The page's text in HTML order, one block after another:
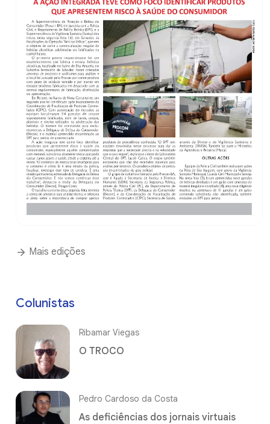
Mais edições
Colunistas
Ribamar Viegas
O TROCO
Pedro Cardoso da Costa
As deficiências dos jornais virtuais